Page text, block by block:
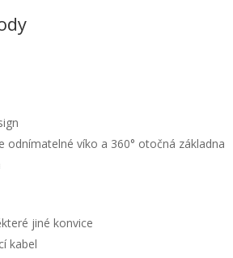
odnímatelné víko a 360° otočná základna
jiné konvice
kabel